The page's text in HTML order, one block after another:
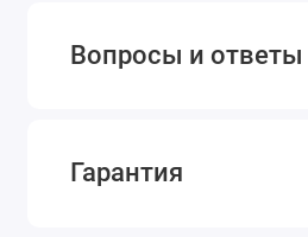
Вопросы и ответы
Гарантия